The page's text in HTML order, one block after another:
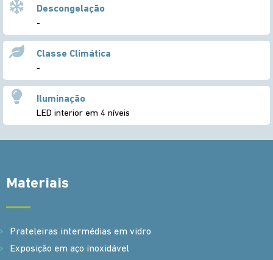
Descongelação
-
Classe Climática
-
Iluminação
LED interior em 4 níveis
Materiais
Prateleiras intermédias em vidro
Exposição em aço inoxidável